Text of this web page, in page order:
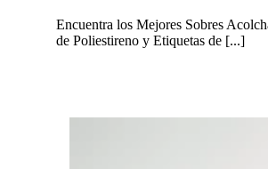
Encuentra los Mejores Sobres
de Poliestireno y Etiquetas de [...]